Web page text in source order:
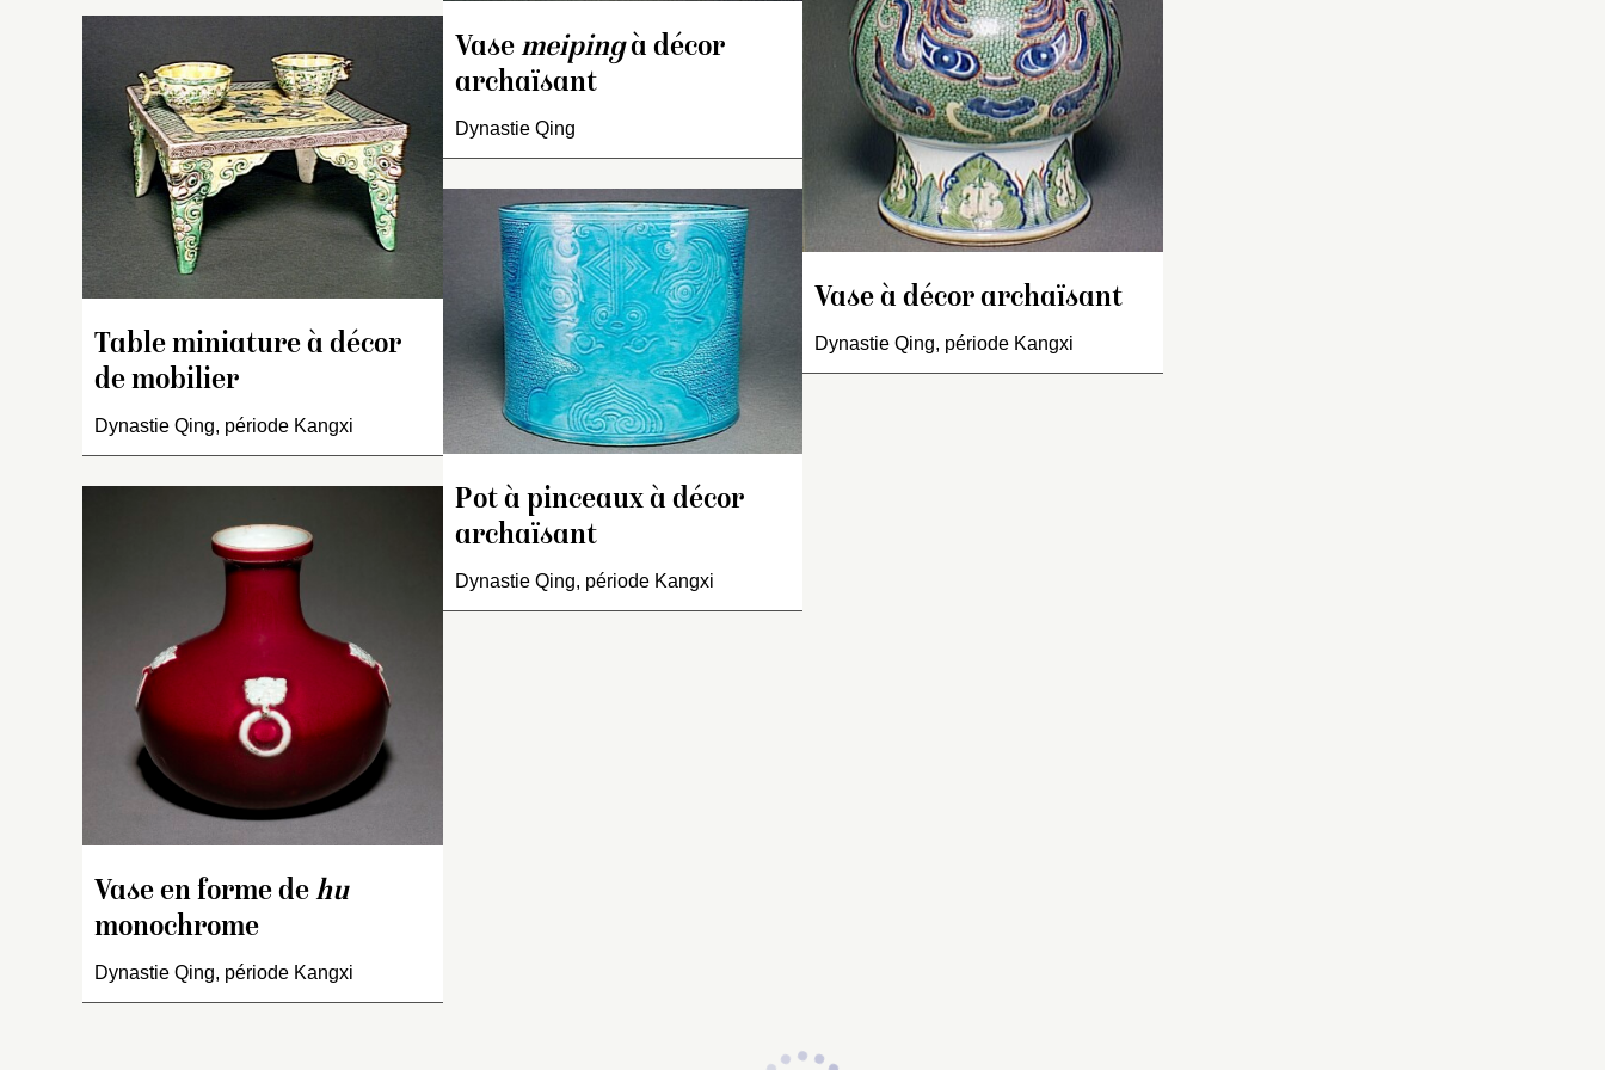
Table miniature à décor
de mobilier
Dynastie Qing, période Kangxi
Petite table carrée montée
sur quatre pieds formés par
destaotietirant la langue.
Décor polychrome sur fond
partiellement jaune. Sur le
plateau : mobilier de lettré
sur fond jaune, encadré par
une bande quadrillée
agrémentée à chaque
angle d’une fleur stylisée.
Sur la tranche : frise de
spirales. Sur les pieds :
volutes et fleurettes.
Vase en forme de hu
monochrome
Dynastie Qing, période Kangxi
Vase meipingà décor
archaïsant
Dynastie Qing
Pot à pinceaux à décor
archaïsant
Dynastie Qing, période Kangxi
Pot à pinceaux cylindrique.
Revêtement monochrome
turquoise à décor incisé :
Vase à décor archaïsant
Dynastie Qing, période Kangxi